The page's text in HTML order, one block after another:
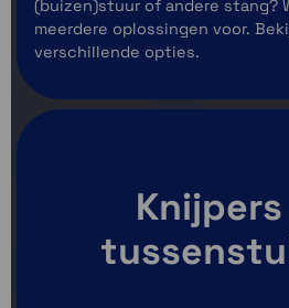
(buizen)stuur of andere stang?
meerdere oplossingen voor.
verschillende opties.